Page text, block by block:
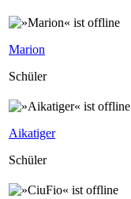
Marion
Schüler
Aikatiger
Schüler